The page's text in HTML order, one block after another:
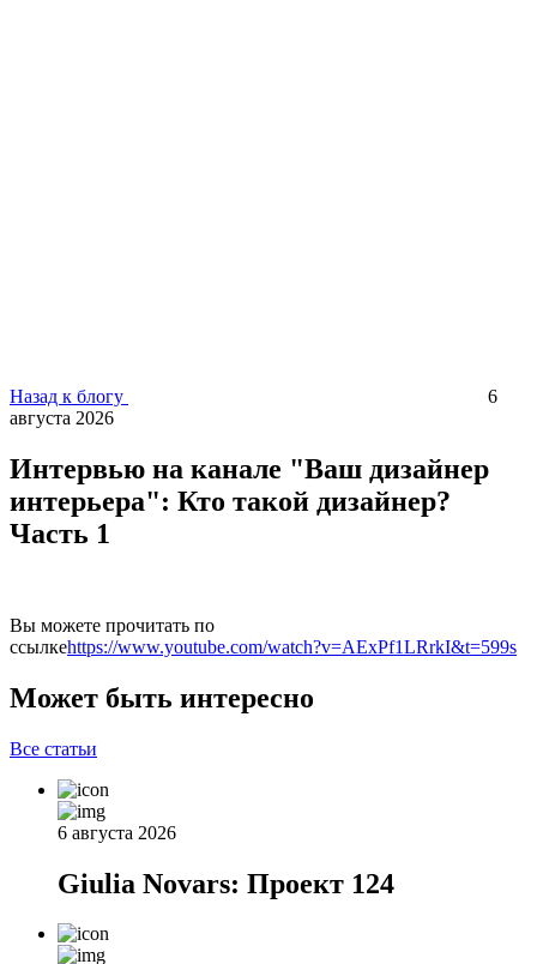
Назад к блогу
6
августа 2026
Интервью на канале "Ваш дизайнер
интерьера": Кто такой дизайнер?
Часть 1
Вы можете прочитать по
ссылкеhttps://www.youtube.com/watch?v=AExPf1LRrkI&t=599s
Может быть интересно
Все статьи
6 августа 2026
Giulia Novars: Проект 124